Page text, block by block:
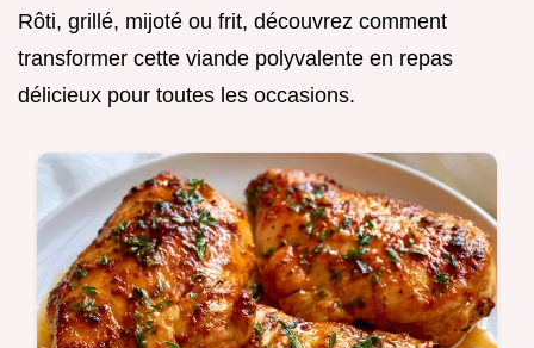
Rôti, grillé, mijoté ou frit, découvrez comment
transformer cette viande polyvalente en repas
délicieux pour toutes les occasions.